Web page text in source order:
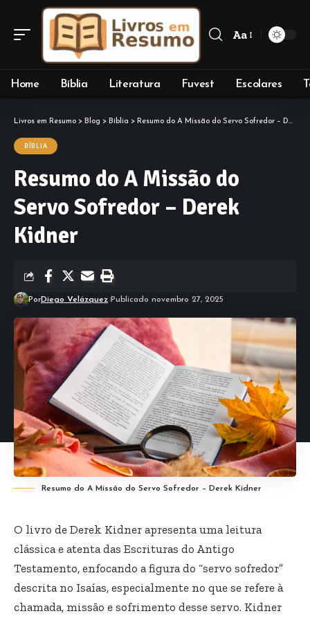
Font
Aa
Home Bíblia Literatura Fuvest Escolares
Livros em Resumo > Blog > Bíblia > Resumo do A Missão do Servo Sofredor – Derek Kidner
BÍBLIA
Resumo do A Missão do
Servo Sofredor – Derek
Kidner
PorDiego Velázquez Publicado novembro 27, 2025
Resumo do A Missão do Servo Sofredor – Derek Kidner
O livro de Derek Kidner apresenta uma leitura
clássica e atenta das Escrituras do Antigo
Testamento, enfocando a figura do “servo sofredor”
descrita no Isaías, especialmente no que se refere à
chamada, missão e sofrimento desse servo. Kidner